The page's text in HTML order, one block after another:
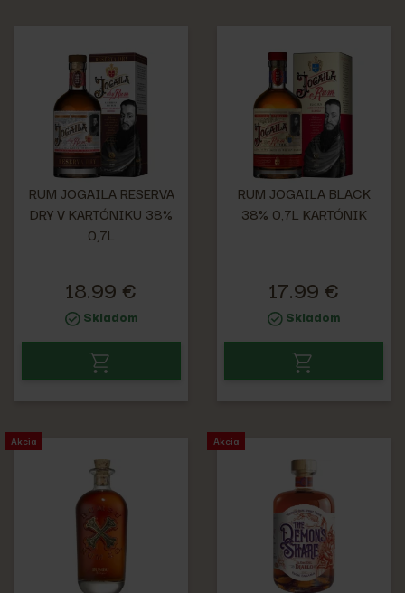
RUM JOGAILA RESERVA
DRY V KARTÓNIKU 38%
0,7L
18.99 €
Skladom
RUM JOGAILA BLACK
38% 0,7L KARTÓNIK
17.99 €
Skladom
Akcia Akcia